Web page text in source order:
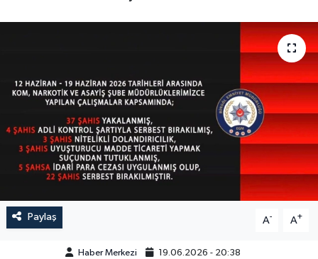
Paylaş A- A+
Haber Merkezi 19.06.2026 - 20:38
HABERDE İNSAN
KÜLTÜR-SANAT
MAGAZİN
MEDYA
ÖZEL HABER